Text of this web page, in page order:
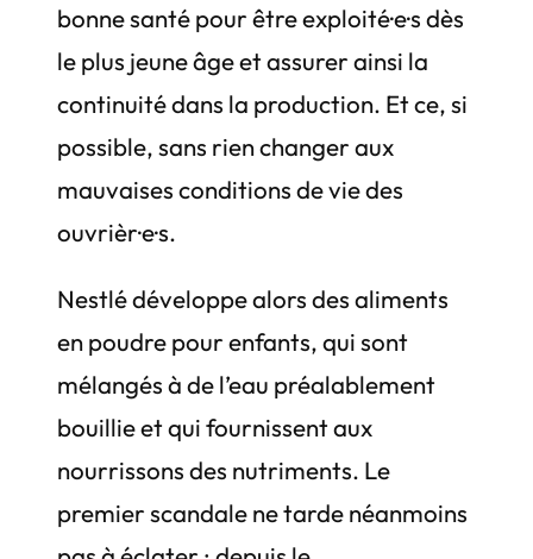
bonne santé pour être exploité·e·s dès
le plus jeune âge et assurer ainsi la
continuité dans la production. Et ce, si
possible, sans rien changer aux
mauvaises conditions de vie des
ouvrièr·e·s.
Nestlé développe alors des aliments
en poudre pour enfants, qui sont
mélangés à de l’eau préalablement
bouillie et qui fournissent aux
nourrissons des nutriments. Le
premier scandale ne tarde néanmoins